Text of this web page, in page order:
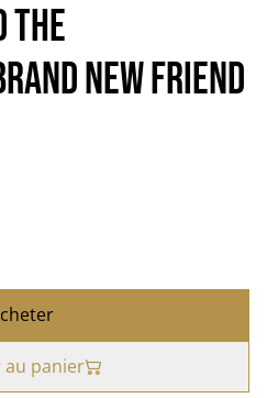
THE
Brand new friend
panier